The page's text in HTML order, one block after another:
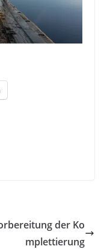
der Ko
mplettierung